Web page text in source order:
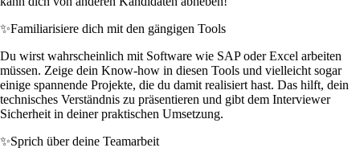
✨Familiarisiere dich mit den gängigen Tools
Du wirst wahrscheinlich mit Software wie SAP oder Excel arbeiten
müssen. Zeige dein Know-how in diesen Tools und vielleicht sogar
einige spannende Projekte, die du damit realisiert hast. Das hilft, dein
technisches Verständnis zu präsentieren und gibt dem Interviewer
Sicherheit in deiner praktischen Umsetzung.
✨Sprich über deine Teamarbeit